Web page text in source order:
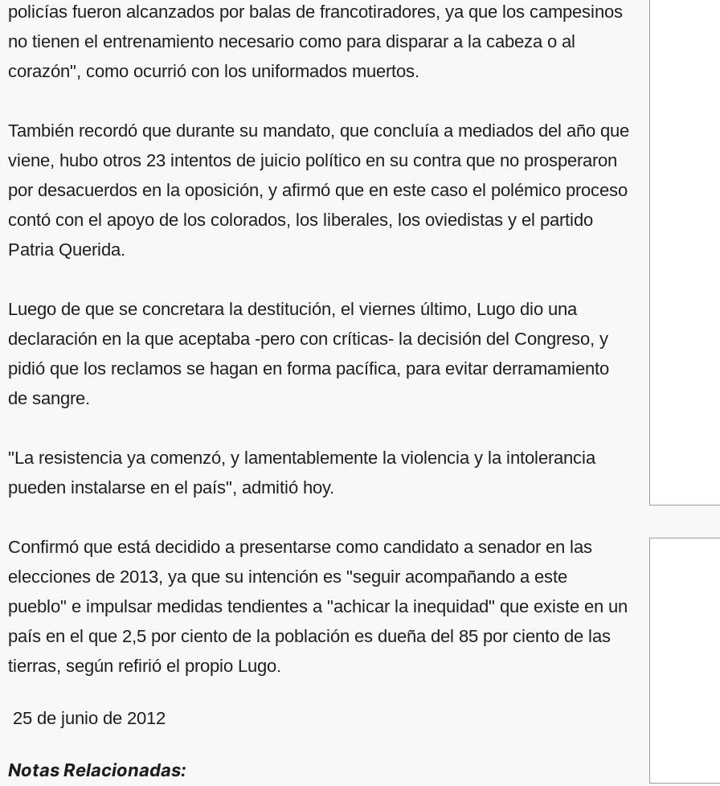
policías fueron alcanzados por balas de francotiradores, ya que los campesinos
no tienen el entrenamiento necesario como para disparar a la cabeza o al
corazón", como ocurrió con los uniformados muertos.
También recordó que durante su mandato, que concluía a mediados del año que
viene, hubo otros 23 intentos de juicio político en su contra que no prosperaron
por desacuerdos en la oposición, y afirmó que en este caso el polémico proceso
contó con el apoyo de los colorados, los liberales, los oviedistas y el partido
Patria Querida.
Luego de que se concretara la destitución, el viernes último, Lugo dio una
declaración en la que aceptaba -pero con críticas- la decisión del Congreso, y
pidió que los reclamos se hagan en forma pacífica, para evitar derramamiento
de sangre.
"La resistencia ya comenzó, y lamentablemente la violencia y la intolerancia
pueden instalarse en el país", admitió hoy.
Confirmó que está decidido a presentarse como candidato a senador en las
elecciones de 2013, ya que su intención es "seguir acompañando a este
pueblo" e impulsar medidas tendientes a "achicar la inequidad" que existe en un
país en el que 2,5 por ciento de la población es dueña del 85 por ciento de las
tierras, según refirió el propio Lugo.
25 de junio de 2012
Notas Relacionadas: